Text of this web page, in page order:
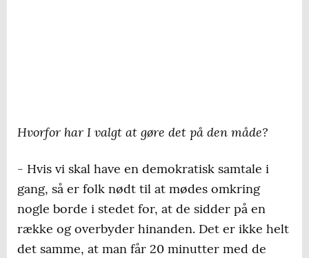
Hvorfor har I valgt at gøre det på den måde?
- Hvis vi skal have en demokratisk samtale i
gang, så er folk nødt til at mødes omkring
nogle borde i stedet for, at de sidder på en
række og overbyder hinanden. Det er ikke helt
det samme, at man får 20 minutter med de